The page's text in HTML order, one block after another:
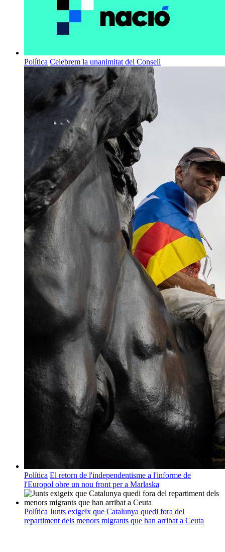
Política Celebrem la unanimitat del Consell
Política El retorn de l'independentisme a l'informe de
l'Europol obre un nou front per a Marlaska
Política Junts exigeix que Catalunya quedi fora del
repartiment dels menors migrants que han arribat a Ceuta